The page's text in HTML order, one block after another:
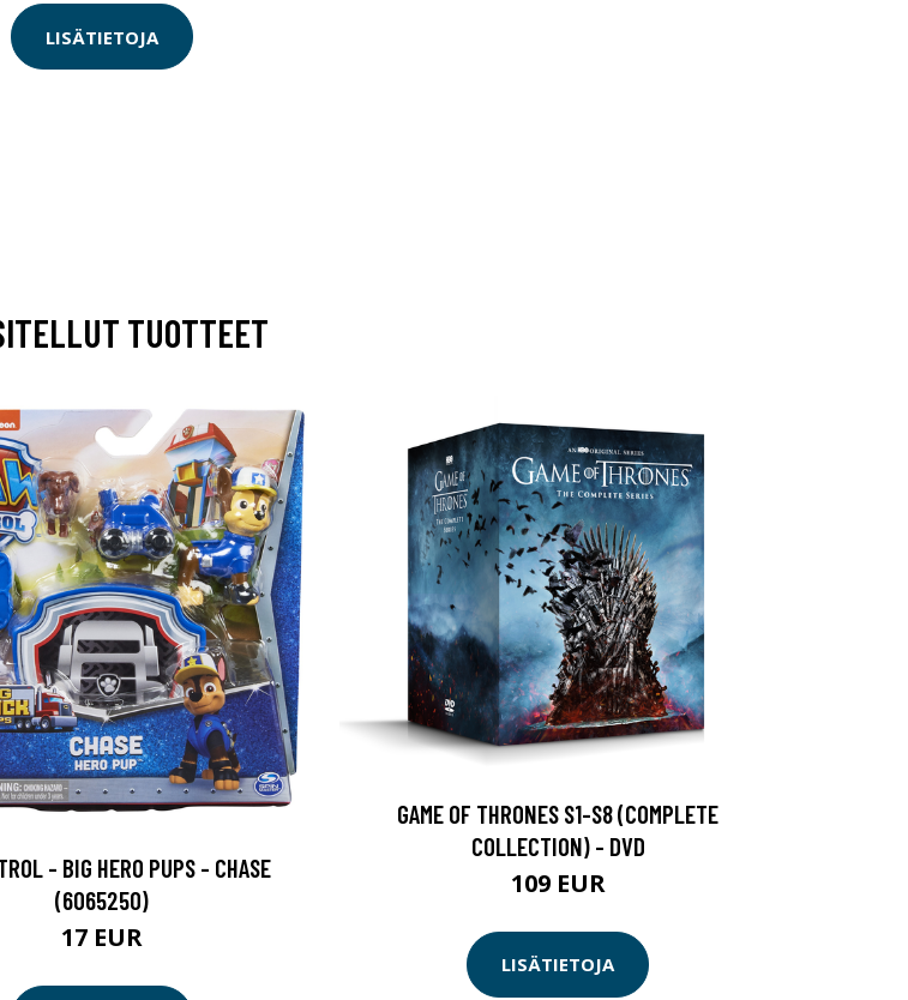
LISÄTIETOJA
TUOTTEET
- BIG HERO PUPS - CHASE
(6065250)
17 EUR
GAME OF THRONES S1-S8 (COMPLETE
COLLECTION) - DVD
109 EUR
LISÄTIETOJA